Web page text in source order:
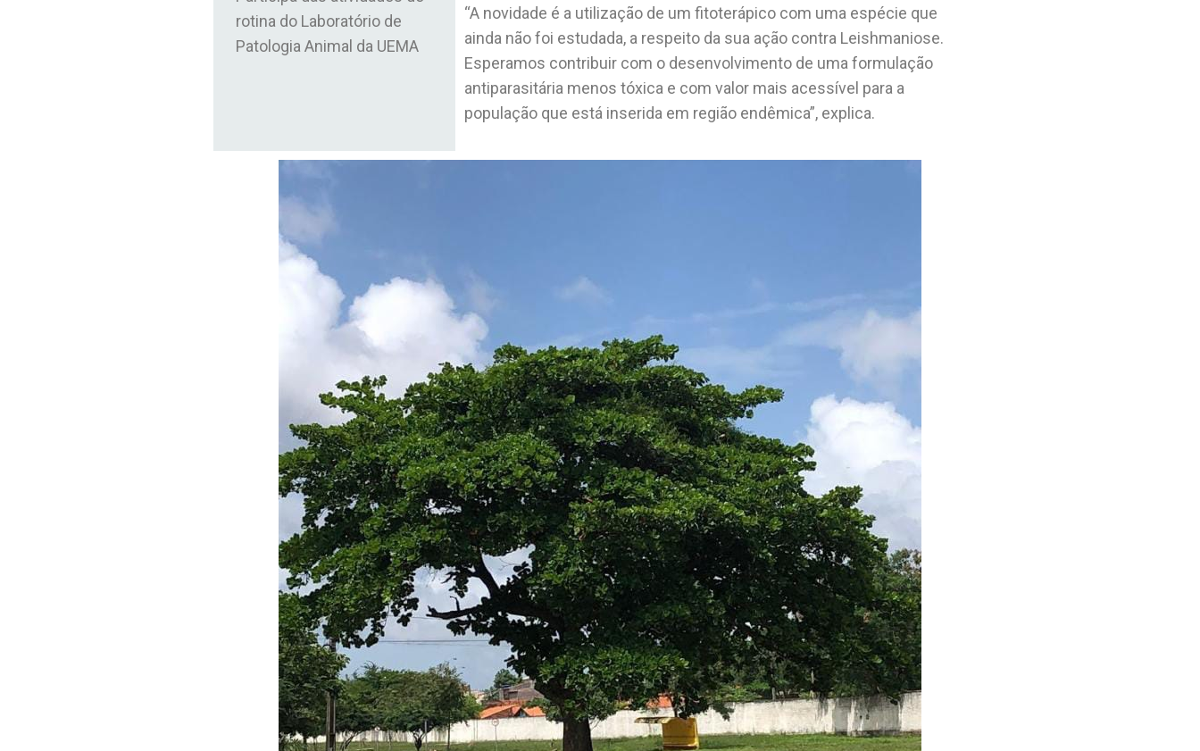
rotina do Laboratório de
Patologia Animal da UEMA
“A novidade é a utilização de um fitoterápico com uma espécie que
ainda não foi estudada, a respeito da sua ação contra Leishmaniose.
Esperamos contribuir com o desenvolvimento de uma formulação
antiparasitária menos tóxica e com valor mais acessível para a
população que está inserida em região endêmica”, explica.